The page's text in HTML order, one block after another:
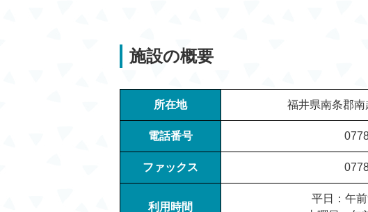
施設の概要
所在地 福井県南条郡
電話番号
ファックス
利用時間
平日：午